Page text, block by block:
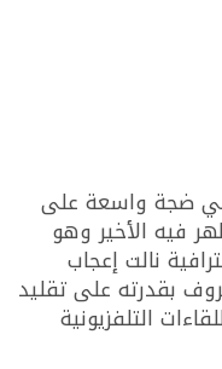
ضجة واسعة على
فيه الأخير وهو
نالت إعجاب
بقدرته على تقليد
التلفزيونية